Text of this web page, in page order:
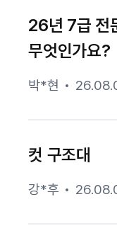
26년 7급 전
무엇인가요?
박*현
컷 구조대
강*후